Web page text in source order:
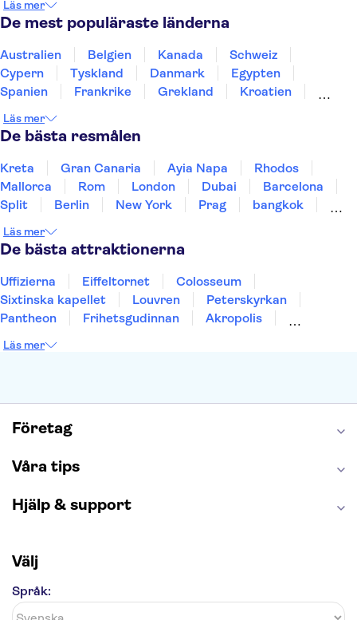
Schweiziska transportmuseet
Läs mer
De mest populäraste länderna
Australien Belgien Kanada
Schweiz
Cypern
Tyskland Danmark
Egypten
Spanien
Frankrike Grekland
Kroatien
Sverige
Thailand
Läs mer
De bästa resmålen
Kreta Gran Canaria Ayia Napa
Rhodos
Mallorca
Rom London Dubai
Barcelona
Split
Berlin New York Prag
bangkok
Uppsala
Helsingborg
Läs mer
De bästa attraktionerna
Uffizierna Eiffeltornet
Colosseum
Sixtinska kapellet
Louvren
Peterskyrkan
Pantheon
Frihetsgudinnan
Akropolis
Burj Khalifa
Läs mer
Företag
Våra tips
Hjälp & support
Välj
Språk: